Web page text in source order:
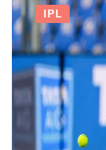
IPL